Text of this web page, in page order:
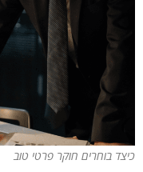
כיצד בוחרים חוקר פרטי טוב